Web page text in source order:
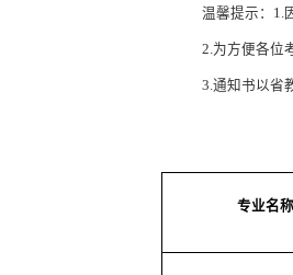
温馨提示：1.
2.为方便各位
3.通知书以省
专业名称